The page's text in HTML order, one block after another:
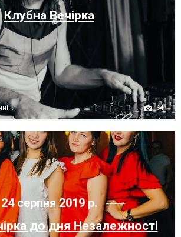
Клубна Вечірка
64
серпня 2019 р.
до дня Незалежності